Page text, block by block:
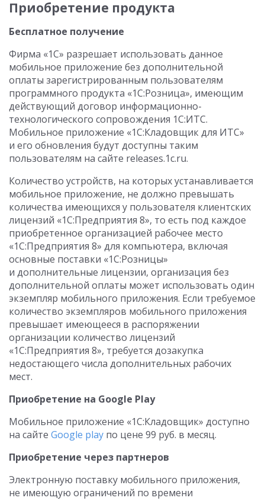
Приобретение продукта
Бесплатное получение
Фирма «1С» разрешает использовать данное
мобильное приложение без дополнительной
оплаты зарегистрированным пользователям
программного продукта «1С:Розница», имеющим
действующий договор информационно-
технологического сопровождения 1С:ИТС.
Мобильное приложение «1С:Кладовщик для ИТС»
и его обновления будут доступны таким
пользователям на сайте releases.1c.ru.
Количество устройств, на которых устанавливается
мобильное приложение, не должно превышать
количества имеющихся у пользователя клиентских
лицензий «1С:Предприятия 8», то есть под каждое
приобретенное организацией рабочее место
«1С:Предприятия 8» для компьютера, включая
основные поставки «1С:Розницы»
и дополнительные лицензии, организация без
дополнительной оплаты может использовать один
экземпляр мобильного приложения. Если требуемое
количество экземпляров мобильного приложения
превышает имеющееся в распоряжении
организации количество лицензий
«1С:Предприятия 8», требуется дозакупка
недостающего числа дополнительных рабочих
мест.
Приобретение на Google Play
Мобильное приложение «1С:Кладовщик» доступно
на сайте Gооgle play по цене 99 руб. в месяц.
Приобретение через партнеров
Электронную поставку мобильного приложения,
не имеющую ограничений по времени